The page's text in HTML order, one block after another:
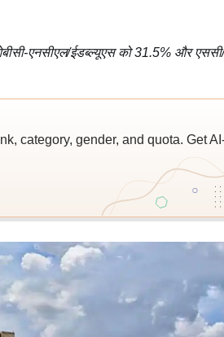
एनसीएल/ईडब्ल्यूएस को 31.5% और एससी/
category, gender, and quota. Get